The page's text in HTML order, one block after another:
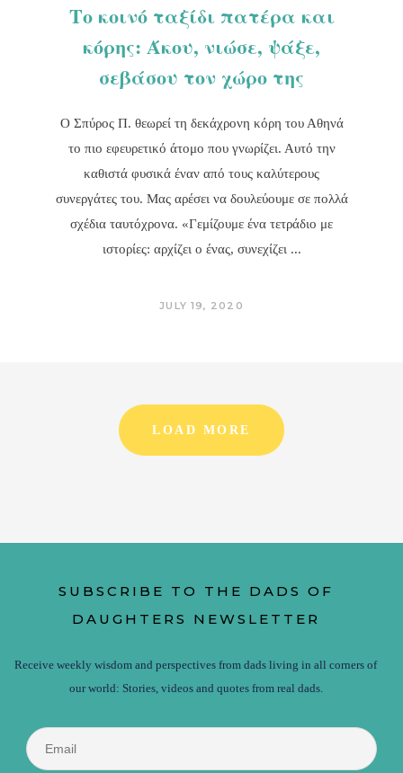
Το κοινό ταξίδι πατέρα και
κόρης: Άκου, νιώσε, ψάξε,
σεβάσου τον χώρο της
Ο Σπύρος Π. θεωρεί τη δεκάχρονη κόρη του Αθηνά
το πιο εφευρετικό άτομο που γνωρίζει. Αυτό την
καθιστά φυσικά έναν από τους καλύτερους
συνεργάτες του. Μας αρέσει να δουλεύουμε σε πολλά
σχέδια ταυτόχρονα. «Γεμίζουμε ένα τετράδιο με
ιστορίες: αρχίζει ο ένας, συνεχίζει
JULY 19, 2020
LOAD MORE
SUBSCRIBE TO THE DADS OF
DAUGHTERS NEWSLETTER
Receive weekly wisdom and perspectives from dads living in all corners of
our world: Stories, videos and quotes from real dads.